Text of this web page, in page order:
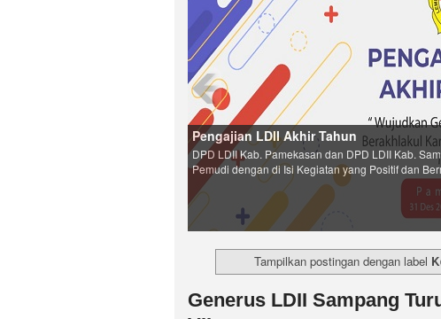
Pengajian LDII Akhir Tahun
DPD LDII Kab. Pamekasan dan DPD LDII Kab.
Pemudi dengan di Isi Kegiatan yang Positif dan
Tampilkan postingan dengan label
Generus LDII Sampang